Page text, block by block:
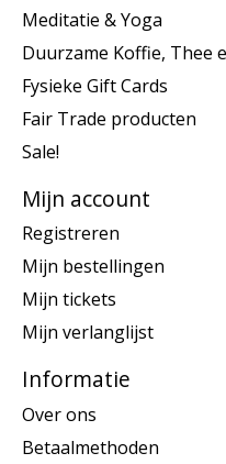
Meditatie & Yoga
Duurzame Koffie, Thee
Fysieke Gift Cards
Fair Trade producten
Sale!
Mijn account
Registreren
Mijn bestellingen
Mijn tickets
Mijn verlanglijst
Informatie
Over ons
Betaalmethoden